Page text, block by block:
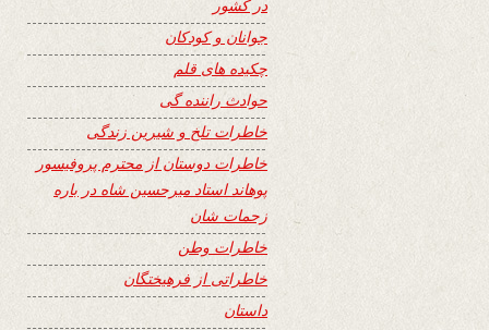
در کشور
جوانان و کودکان
چکیده های قلم
حوادث راننده گی
خاطرات تلخ و شیرین زندگی
خاطرات دوستان از محترم پروفیسور
پوهاند استاد میرحسین شاه در باره
زحمات شان
خاطرات وطن
خاطراتی از فرهیختگان
داستان